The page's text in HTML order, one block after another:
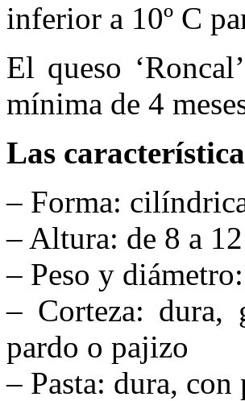
inferior a 10º C
El queso
mínima de 4
Las
– Forma:
– Altura: de 8 a
– Peso y
– Corteza: dura,
pardo o pajizo
– Pasta: dura,